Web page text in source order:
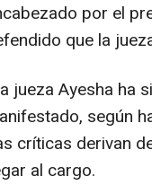
por el
que la
jueza Ayesha ha
según
críticas derivan
al cargo.